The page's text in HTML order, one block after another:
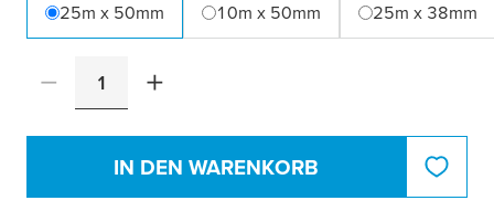
25m x 50mm 10m x 50mm 25m x 38mm
Anzahl ändern
IN DEN WARENKORB